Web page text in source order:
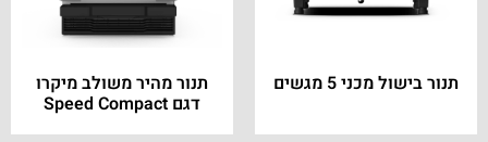
תנור בישול מכני 5 מגשים תנור מהיר משולב מיקרו
דגם Speed Compact